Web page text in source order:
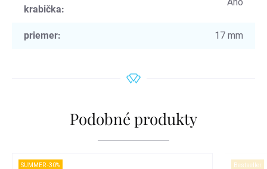
krabička:
priemer: 17 mm
Podobné produkty
SUMMER -30%
Bestseller